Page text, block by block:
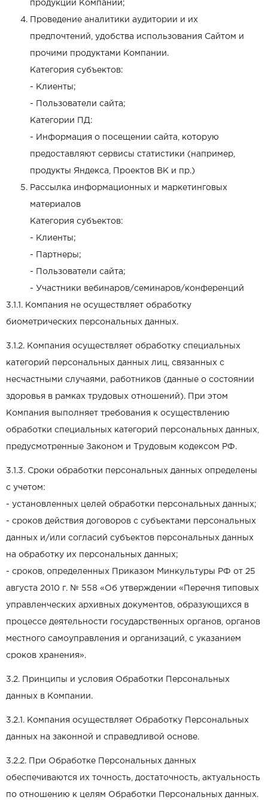
продукции Компании;
Проведение аналитики аудитории и их
предпочтений, удобства использования Сайтом и
прочими продуктами Компании.
Категория субъектов:
- Клиенты;
- Пользователи сайта;
Категории ПД:
- Информация о посещении сайта, которую
предоставляют сервисы статистики (например,
продукты Яндекса, Проектов ВК и пр.)
Рассылка информационных и маркетинговых
материалов
Категория субъектов:
- Клиенты;
- Партнеры;
- Пользователи сайта;
- Участники вебинаров/семинаров/конференций
3.1.1. Компания не осуществляет обработку
биометрических персональных данных.
3.1.2. Компания осуществляет обработку специальных
категорий персональных данных лиц, связанных с
несчастными случаями, работников (данные о состоянии
здоровья в рамках трудовых отношений). При этом
Компания выполняет требования к осуществлению
обработки специальных категорий персональных данных,
предусмотренные Законом и Трудовым кодексом РФ.
3.1.3. Сроки обработки персональных данных определены
с учетом:
- установленных целей обработки персональных данных;
- сроков действия договоров с субъектами персональных
данных и/или согласий субъектов персональных данных
на обработку их персональных данных;
- сроков, определенных Приказом Минкультуры РФ от 25
августа 2010 г. № 558 «Об утверждении «Перечня типовых
управленческих архивных документов, образующихся в
процессе деятельности государственных органов, органов
местного самоуправления и организаций, с указанием
сроков хранения».
3.2. Принципы и условия Обработки Персональных
данных в Компании.
3.2.1. Компания осуществляет Обработку Персональных
данных на законной и справедливой основе.
3.2.2. При Обработке Персональных данных
обеспечиваются их точность, достаточность, актуальность
по отношению к целям Обработки Персональных данных.